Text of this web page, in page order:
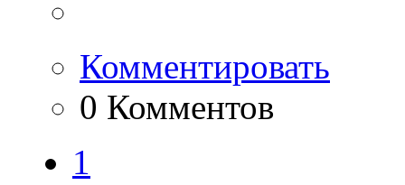
Комментировать
0 Комментов
1